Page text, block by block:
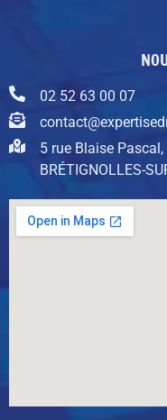
02 52 63 00 07
5 rue Blaise
BRÉTIGNOLLES-